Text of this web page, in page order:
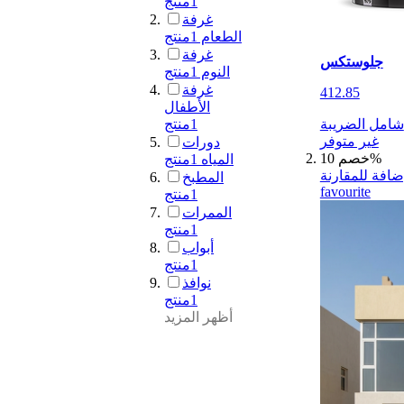
جلوستكس
412.85
شامل الضريبة
غير متوفر
خصم 10%
للمقارنة
favourite
غرفة
الطعام 1منتج
غرفة
النوم 1منتج
غرفة
الأطفال
1منتج
دورات
المياه 1منتج
المطبخ
1منتج
الممرات
1منتج
أبواب
1منتج
نوافذ
1منتج
أظهر المزيد